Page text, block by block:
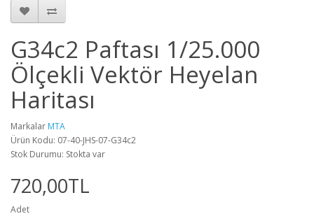
G34c2 Paftası 1/25.000
Ölçekli Vektör Heyelan
Haritası
Markalar MTA
Ürün Kodu: 07-40-JHS-07-G34c2
Stok Durumu: Stokta var
720,00TL
Adet